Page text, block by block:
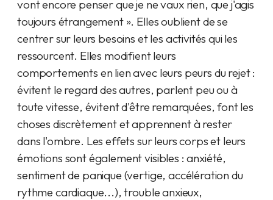
vont encore penser que je ne vaux rien, que j'agis
toujours étrangement ». Elles oublient de se
centrer sur leurs besoins et les activités qui les
ressourcent. Elles modifient leurs
comportements en lien avec leurs peurs du rejet :
évitent le regard des autres, parlent peu ou à
toute vitesse, évitent d'être remarquées, font les
choses discrètement et apprennent à rester
dans l'ombre. Les effets sur leurs corps et leurs
émotions sont également visibles : anxiété,
sentiment de panique (vertige, accélération du
rythme cardiaque...), trouble anxieux,